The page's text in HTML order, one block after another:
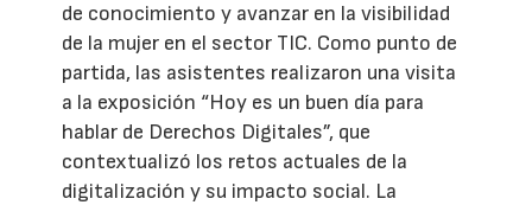
de conocimiento y avanzar en la visibilidad
de la mujer en el sector TIC. Como punto de
partida, las asistentes realizaron una visita
a la exposición “Hoy es un buen día para
hablar de Derechos Digitales”, que
contextualizó los retos actuales de la
digitalización y su impacto social. La